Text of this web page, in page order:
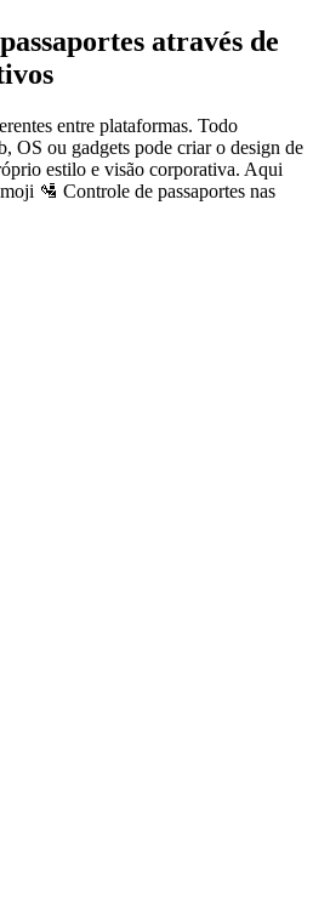
através de
entre plataformas. Todo
OS ou gadgets pode criar o design de
estilo e visão corporativa. Aqui
🛂 Controle de passaportes nas